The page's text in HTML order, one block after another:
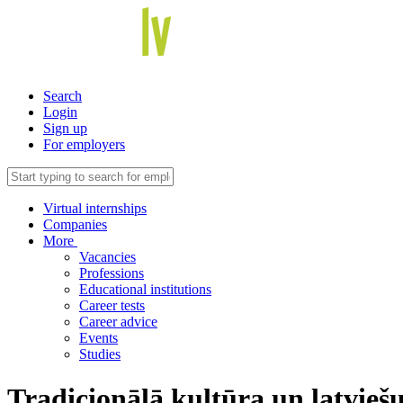
Search
Login
Sign up
For employers
Virtual internships
Companies
More
Vacancies
Professions
Educational institutions
Career tests
Career advice
Events
Studies